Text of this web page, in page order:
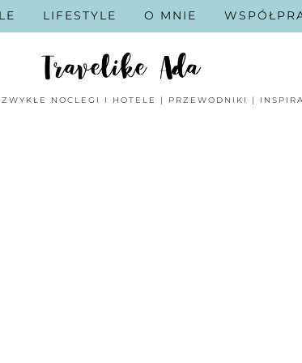
NOCLEGI I HOTELE | PRZEWODNIKI |
LIFESTYLE O MNIE